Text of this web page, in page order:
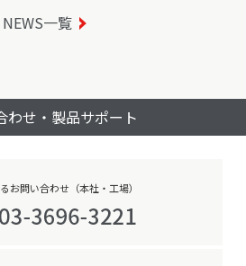
NEWS一覧
わせ・製品サポート
お問い合わせ（本社・工場）